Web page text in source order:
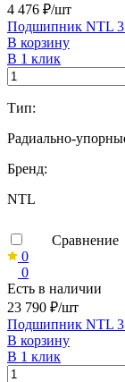
4 476 ₽/шт
Подшипник NTL
В корзину
В 1 клик
Тип:
Радиально-
Бренд:
NTL
Сравнение
0
0
Есть в наличии
23 790 ₽/шт
Подшипник NTL
В корзину
В 1 клик